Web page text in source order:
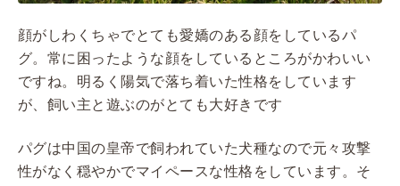
顔がしわくちゃでとても愛嬌のある顔をしているパ
グ。常に困ったような顔をしているところがかわいい
ですね。明るく陽気で落ち着いた性格をしています
が、飼い主と遊ぶのがとても大好きです
パグは中国の皇帝で飼われていた犬種なので元々攻撃
性がなく穏やかでマイペースな性格をしています。そ